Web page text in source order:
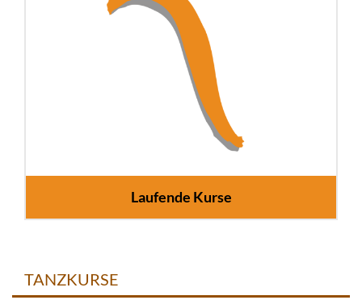
Laufende Kurse
TANZKURSE